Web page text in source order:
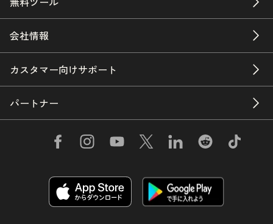
会社情報
カスタマー向けサポート
パートナー